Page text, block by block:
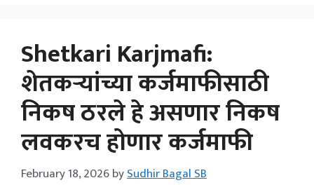
Shetkari Karjmafi:
शेतकऱ्यांच्या कर्जमाफीसाठी
निकष ठरले हे असणार निकष
लवकरच होणार कर्जमाफी
February 18, 2026bySudhir Bagal SB